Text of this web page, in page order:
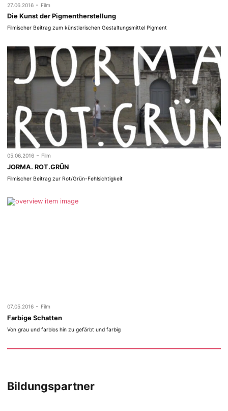
27.06.2016 - Film
Die Kunst der Pigmentherstellung
Filmischer Beitrag zum künstlerischen Gestaltungsmittel Pigment
05.06.2016 - Film
JORMA. ROT.GRÜN
Filmischer Beitrag zur Rot/Grün-Fehlsichtigkeit
07.05.2016 - Film
Farbige Schatten
Von grau und farblos hin zu gefärbt und farbig
Bildungspartner